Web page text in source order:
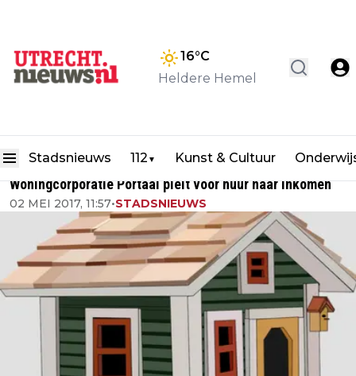
16°C
Heldere Hemel
Stadsnieuws 112 ▼ Kunst & Cultuur
Woningcorporatie Portaal pleit voor huur naar inkomen
02 MEI 2017, 11:57•STADSNIEUWS